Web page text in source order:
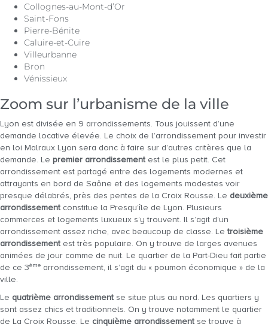
Collognes-au-Mont-d’Or
Saint-Fons
Pierre-Bénite
Caluire-et-Cuire
Villeurbanne
Bron
Vénissieux
Zoom sur l’urbanisme de la ville
Lyon est divisée en 9 arrondissements. Tous jouissent d’une
demande locative élevée. Le choix de l’arrondissement pour investir
en loi Malraux Lyon sera donc à faire sur d’autres critères que la
demande. Le premier arrondissement est le plus petit. Cet
arrondissement est partagé entre des logements modernes et
attrayants en bord de Saône et des logements modestes voir
presque délabrés, près des pentes de la Croix Rousse. Le deuxième
arrondissement constitue la Presqu’île de Lyon. Plusieurs
commerces et logements luxueux s’y trouvent. Il s’agit d’un
arrondissement assez riche, avec beaucoup de classe. Letroisième
arrondissement est très populaire. On y trouve de larges avenues
animées de jour comme de nuit. Le quartier de la Part-Dieu fait partie
de ce 3ème arrondissement, il s’agit du « poumon économique » de la
ville.
Le quatrième arrondissement se situe plus au nord. Les quartiers y
sont assez chics et traditionnels. On y trouve notamment le quartier
de La Croix Rousse. Le cinquième arrondissement se trouve à